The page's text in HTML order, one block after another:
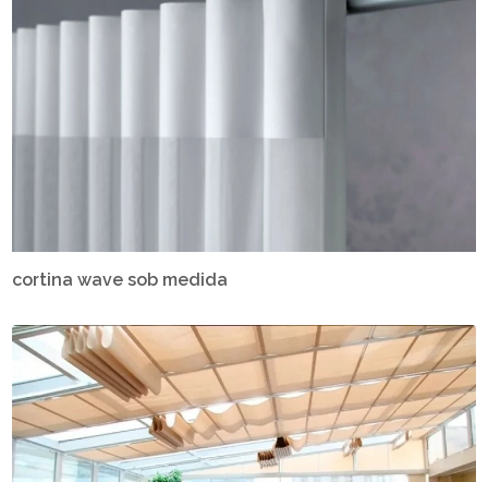
cortina wave sob medida